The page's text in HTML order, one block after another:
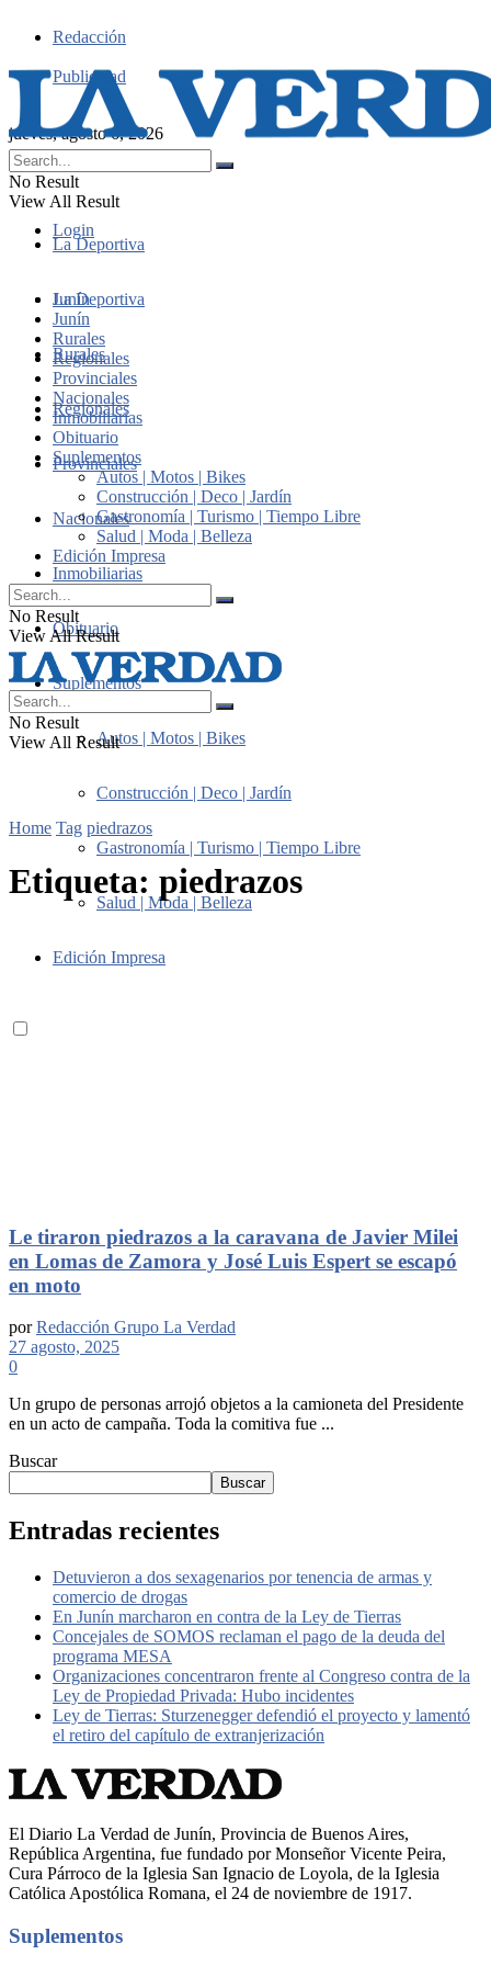
Redacción
Publicidad
jueves, agosto 6, 2026
Login
No Result
View All Result
La Deportiva
Junín
Rurales
Regionales
Provinciales
Nacionales
Inmobiliarias
Obituario
Suplementos
Autos | Motos | Bikes
Construcción | Deco | Jardín
Gastronomía | Turismo | Tiempo Libre
Salud | Moda | Belleza
Edición Impresa
La Deportiva
Junín
Rurales
Regionales
Provinciales
Nacionales
Inmobiliarias
Obituario
Suplementos
Autos | Motos | Bikes
Construcción | Deco | Jardín
Gastronomía | Turismo | Tiempo Libre
Salud | Moda | Belleza
Edición Impresa
No Result
View All Result
No Result
View All Result
Home Tag piedrazos
Etiqueta: piedrazos
Le tiraron piedrazos a la caravana de Javier Milei
en Lomas de Zamora y José Luis Espert se escapó
en moto
por Redacción Grupo La Verdad
27 agosto, 2025
0
Un grupo de personas arrojó objetos a la camioneta del Presidente
en un acto de campaña. Toda la comitiva fue ...
Buscar
Buscar
Entradas recientes
Detuvieron a dos sexagenarios por tenencia de armas y
comercio de drogas
En Junín marcharon en contra de la Ley de Tierras
Concejales de SOMOS reclaman el pago de la deuda del
programa MESA
Organizaciones concentraron frente al Congreso contra de la
Ley de Propiedad Privada: Hubo incidentes
Ley de Tierras: Sturzenegger defendió el proyecto y lamentó
el retiro del capítulo de extranjerización
El Diario La Verdad de Junín, Provincia de Buenos Aires,
República Argentina, fue fundado por Monseñor Vicente Peira,
Cura Párroco de la Iglesia San Ignacio de Loyola, de la Iglesia
Católica Apostólica Romana, el 24 de noviembre de 1917.
Suplementos